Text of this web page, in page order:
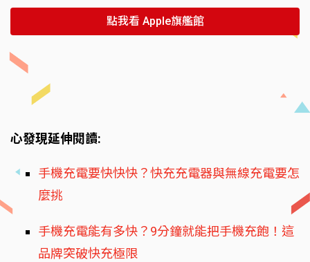
點我看 Apple旗艦館
心發現延伸閱讀:
手機充電要快快快？快充充電器與無線充電要怎
麼挑
手機充電能有多快？9分鐘就能把手機充飽！這
品牌突破快充極限